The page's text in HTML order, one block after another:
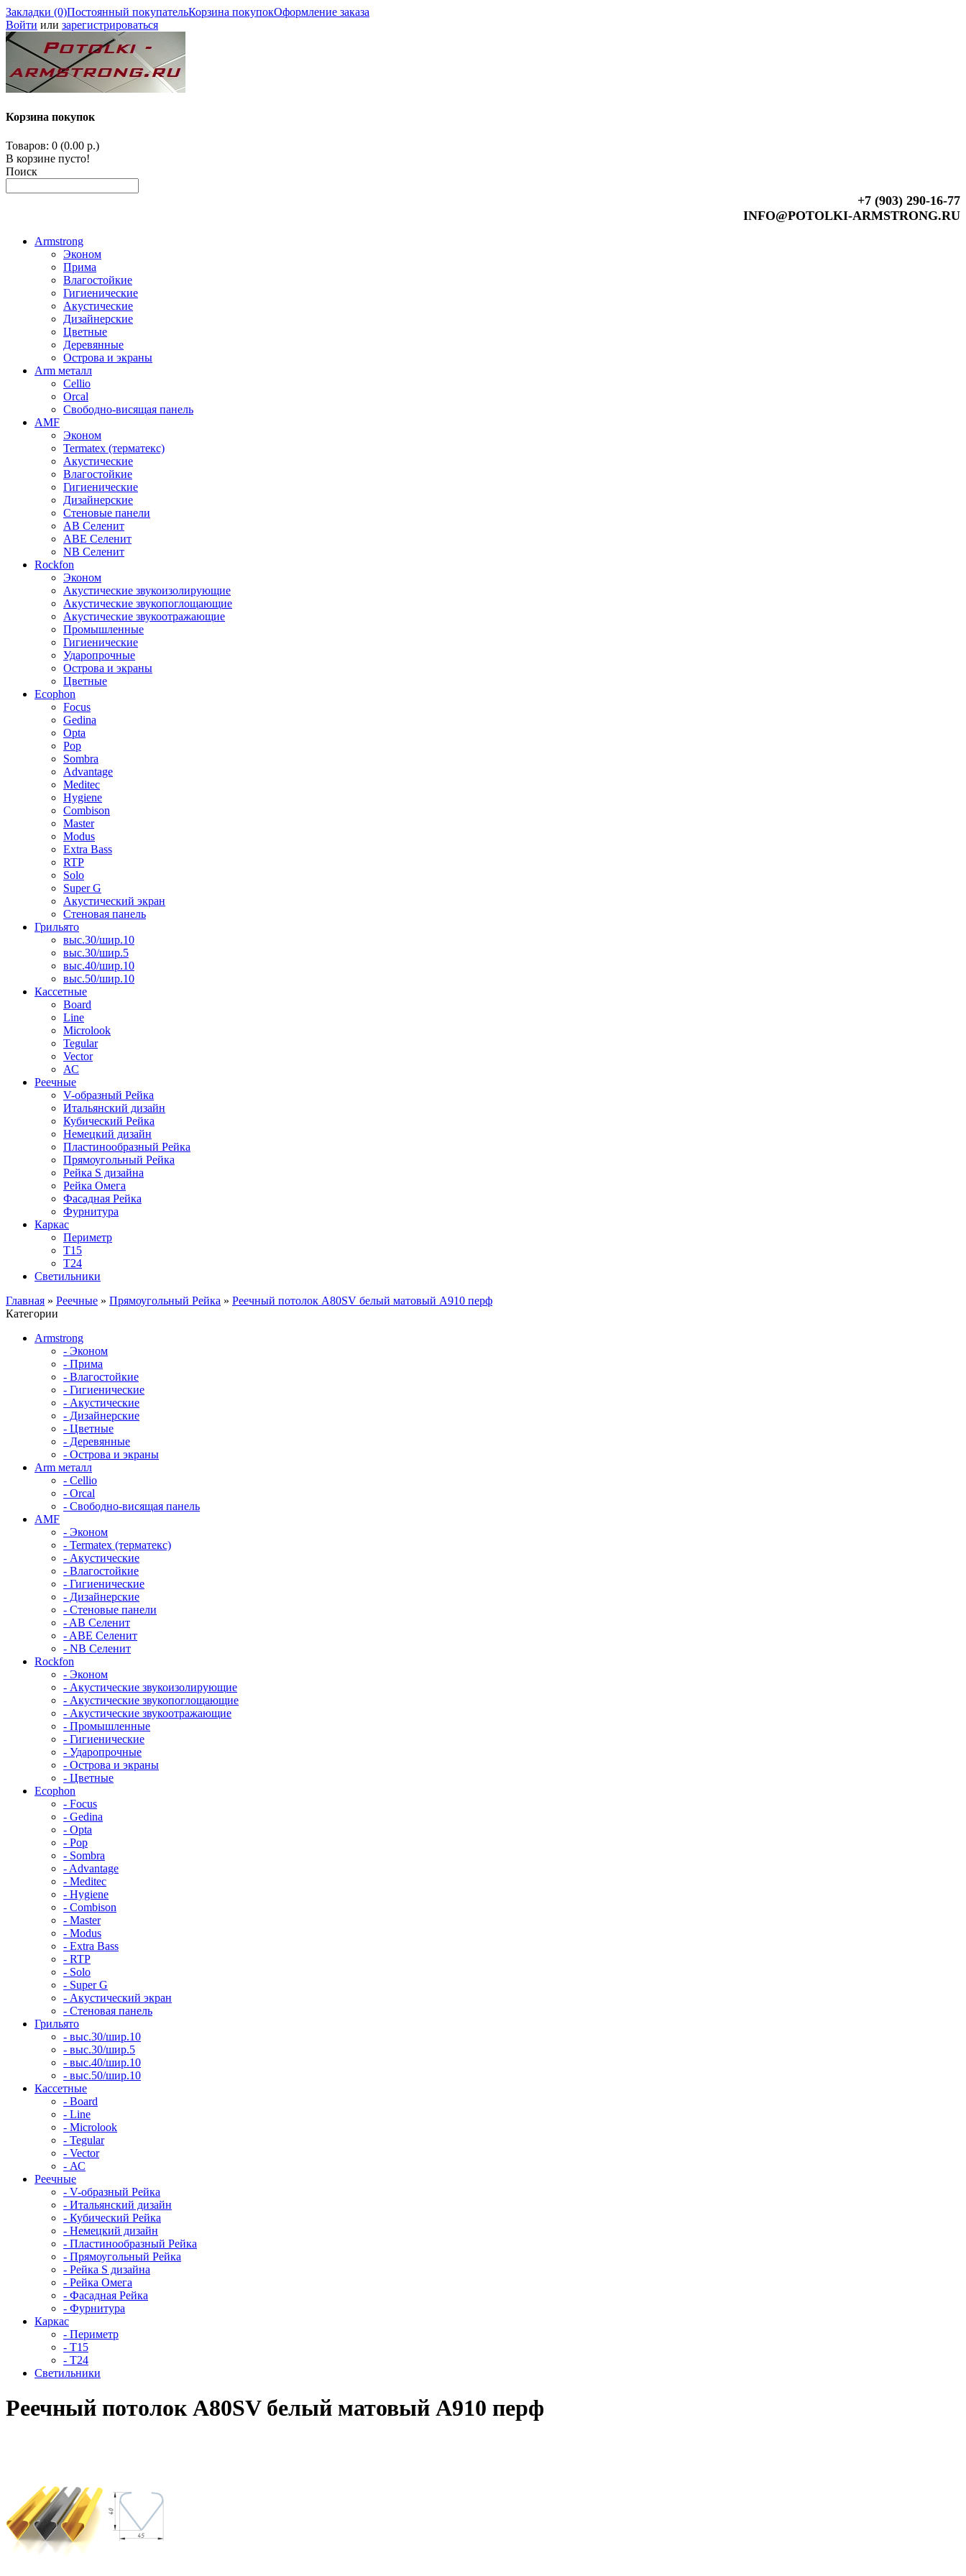
Закладки (0)Постоянный покупательКорзина покупокОформление заказа
Войти или зарегистрироваться
Корзина покупок
Товаров: 0 (0.00 р.)
В корзине пусто!
Поиск
+7 (903) 290-16-77
INFO@POTOLKI-ARMSTRONG.RU
Armstrong
Эконом
Прима
Влагостойкие
Гигиенические
Акустические
Дизайнерские
Цветные
Деревянные
Острова и экраны
Arm металл
Cellio
Orcal
Свободно-висящая панель
AMF
Эконом
Termatex (терматекс)
Акустические
Влагостойкие
Гигиенические
Дизайнерские
Стеновые панели
AB Селенит
ABE Селенит
NB Селенит
Rockfon
Эконом
Акустические звукоизолирующие
Акустические звукопоглощающие
Акустические звукоотражающие
Промышленные
Гигиенические
Ударопрочные
Острова и экраны
Цветные
Ecophon
Focus
Gedina
Opta
Pop
Sombra
Advantage
Meditec
Hygiene
Combison
Master
Modus
Extra Bass
RTP
Solo
Super G
Акустический экран
Стеновая панель
Грильято
выс.30/шир.10
выс.30/шир.5
выс.40/шир.10
выс.50/шир.10
Кассетные
Board
Line
Microlook
Tegular
Vector
АС
Реечные
V-образный Рейка
Итальянский дизайн
Кубический Рейка
Немецкий дизайн
Пластинообразный Рейка
Прямоугольный Рейка
Рейка S дизайна
Рейка Омега
Фасадная Рейка
Фурнитура
Каркас
Периметр
Т15
Т24
Светильники
Главная » Реечные » Прямоугольный Рейка » Реечный потолок A80SV белый матовый А910 перф
Категории
Armstrong
- Эконом
- Прима
- Влагостойкие
- Гигиенические
- Акустические
- Дизайнерские
- Цветные
- Деревянные
- Острова и экраны
Arm металл
- Cellio
- Orcal
- Свободно-висящая панель
AMF
- Эконом
- Termatex (терматекс)
- Акустические
- Влагостойкие
- Гигиенические
- Дизайнерские
- Стеновые панели
- AB Селенит
- ABE Селенит
- NB Селенит
Rockfon
- Эконом
- Акустические звукоизолирующие
- Акустические звукопоглощающие
- Акустические звукоотражающие
- Промышленные
- Гигиенические
- Ударопрочные
- Острова и экраны
- Цветные
Ecophon
- Focus
- Gedina
- Opta
- Pop
- Sombra
- Advantage
- Meditec
- Hygiene
- Combison
- Master
- Modus
- Extra Bass
- RTP
- Solo
- Super G
- Акустический экран
- Стеновая панель
Грильято
- выс.30/шир.10
- выс.30/шир.5
- выс.40/шир.10
- выс.50/шир.10
Кассетные
- Board
- Line
- Microlook
- Tegular
- Vector
- АС
Реечные
- V-образный Рейка
- Итальянский дизайн
- Кубический Рейка
- Немецкий дизайн
- Пластинообразный Рейка
- Прямоугольный Рейка
- Рейка S дизайна
- Рейка Омега
- Фасадная Рейка
- Фурнитура
Каркас
- Периметр
- Т15
- Т24
Светильники
Реечный потолок A80SV белый матовый А910 перф